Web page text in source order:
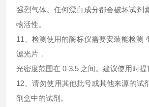
强烈气体。任何漂白成分都会破坏试剂
物活性。
11、检测使用的酶标仪需要安装能检测
滤光片，
光密度范围在 0-3.5 之间。建议使用时提
12、请勿使用其他批号或其他来源的试
剂盒中的试剂。